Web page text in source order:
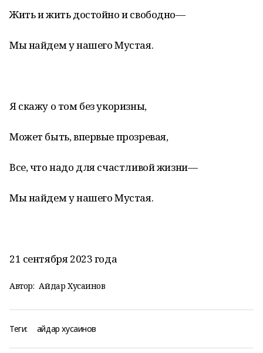
Жить и жить достойно и свободно—
Мы найдем у нашего Мустая.
Я скажу о том без укоризны,
Может быть, впервые прозревая,
Все, что надо для счастливой жизни—
Мы найдем у нашего Мустая.
21 сентября 2023 года
Автор: Айдар Хусаинов
Теги: айдар хусаинов